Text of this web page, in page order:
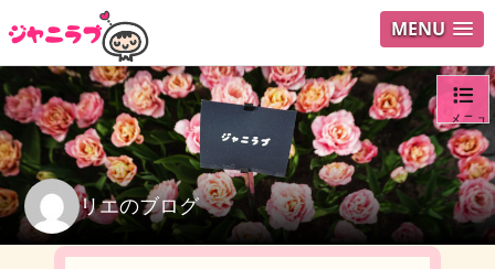
MENU
リエのブログ
メニュ
ログイ